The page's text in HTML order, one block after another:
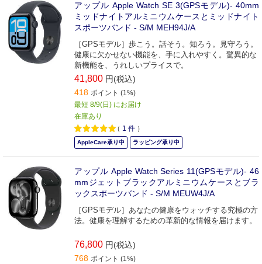
アップル Apple Watch SE 3(GPSモデル)- 40mm
ミッドナイトアルミニウムケースとミッドナイト
スポーツバンド - S/M MEH94J/A
［GPSモデル］歩こう。話そう。知ろう。見守ろう。
健康に欠かせない機能を、手に入れやすく。驚異的な
新機能を、うれしいプライスで。
41,800 円(税込)
418 ポイント (1%)
最短 8/9(日) にお届け
在庫あり
（ 1 件 ）
AppleCare承り中 ラッピング承り中
アップル Apple Watch Series 11(GPSモデル)- 46
mmジェットブラックアルミニウムケースとブラ
ックスポーツバンド - S/M MEUW4J/A
［GPSモデル］あなたの健康をウォッチする究極の方
法。健康を理解するための革新的な情報を届けます。
76,800 円(税込)
768 ポイント (1%)